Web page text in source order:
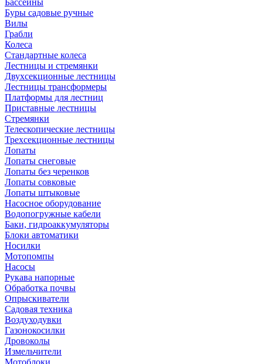
Бассейны
Буры садовые ручные
Вилы
Грабли
Колеса
Стандартные колеса
Лестницы и стремянки
Двухсекционные лестницы
Лестницы трансформеры
Платформы для лестниц
Приставные лестницы
Стремянки
Телескопические лестницы
Трехсекционные лестницы
Лопаты
Лопаты снеговые
Лопаты без черенков
Лопаты совковые
Лопаты штыковые
Насосное оборудование
Водопогружные кабели
Баки, гидроаккумуляторы
Блоки автоматики
Носилки
Мотопомпы
Насосы
Рукава напорные
Обработка почвы
Опрыскиватели
Садовая техника
Воздуходувки
Газонокосилки
Дровоколы
Измельчители
Мотоблоки